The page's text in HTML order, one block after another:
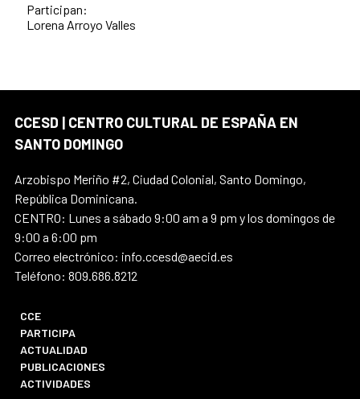
Participan:
Lorena Arroyo Valles
CCESD | CENTRO CULTURAL DE ESPAÑA EN
SANTO DOMINGO
Arzobispo Meriño #2, Ciudad Colonial, Santo Domingo,
República Dominicana.
CENTRO: Lunes a sábado 9:00 am a 9 pm y los domingos de
9:00 a 6:00 pm
Correo electrónico: info.ccesd@aecid.es
Teléfono: 809.686.8212
CCE
PARTICIPA
ACTUALIDAD
PUBLICACIONES
ACTIVIDADES